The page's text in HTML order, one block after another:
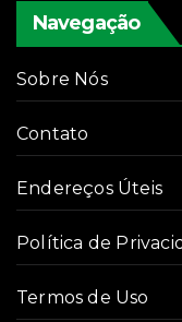
Navegação
Sobre Nós
Contato
Endereços Úteis
Política de
Termos de Uso